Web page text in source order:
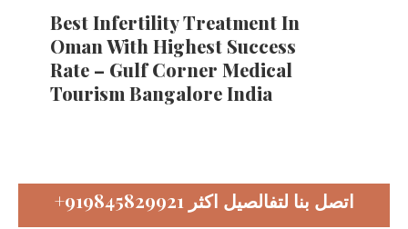
Best Infertility Treatment In
Oman With Highest Success
Rate – Gulf Corner Medical
Tourism Bangalore India
+919845829921 اتصل بنا لتفالصيل اكثر